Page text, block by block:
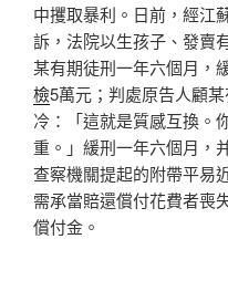
中攫取暴利。日前，經江
訴，法院以生孩子、發賣
某有期徒刑一年六個月，
檢5萬元；判處原告人顧
冷：「這就是質感互換。
重。」緩刑一年六個月，
查察機關提起的附帶平易
需承當賠還償付花費者喪
償付金。